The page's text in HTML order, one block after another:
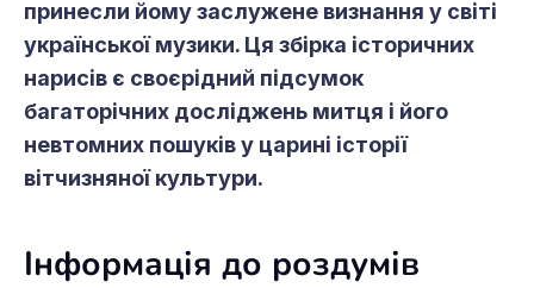
принесли йому заслужене визнання у світі
української музики. Ця збірка історичних
нарисів є своєрідний підсумок
багаторічних досліджень митця і його
невтомних пошуків у царині історії
вітчизняної культури.
Інформація до роздумів